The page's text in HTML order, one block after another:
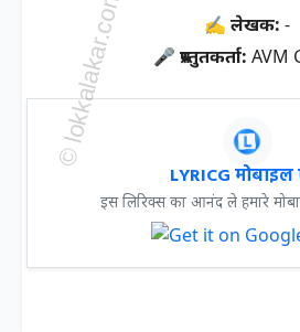
✍ लेखक: -
🎤 प्रस्तुतकर्ता: AVM
LYRICG मोबाइल
इस लिरिक्स का आनंद ले हमारे